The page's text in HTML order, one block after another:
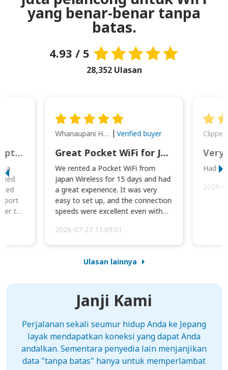
yang benar-benar tanpa
batas.
4.93 / 5
28,352 Ulasan
This was wonderful option to a family of four. Everything worked smoothly.
a
to
Whanaupani Henry Joseph Macown Verified buyer
Great Pocket WiFi for Japan Travel
We rented a Pocket WiFi from
Japan Wireless for 15 days and had
a great experience. It was very
easy to set up, and the connection
speeds were excellent even with
2026-07-27 11:09:01
Very
Had
2026-
Ulasan lainnya
Janji Kami
Perjalanan sekali seumur hidup Anda ke Jepang
layak mendapatkan koneksi yang dapat Anda
andalkan. Sementara penyedia lain menjanjikan
data "tanpa batas" hanya untuk memperlambat